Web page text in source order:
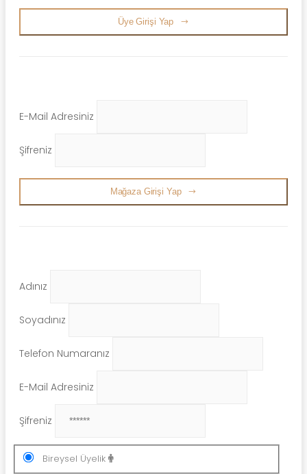
Üye Girişi Yap
E-Mail Adresiniz
Şifreniz
Mağaza Girişi Yap
Adınız
Soyadınız
Telefon Numaranız
E-Mail Adresiniz
Şifreniz
Bireysel Üyelik